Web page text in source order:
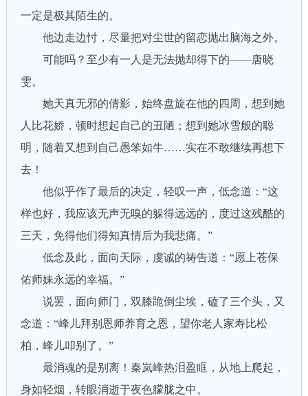
一定是极其陌生的。
他边走边忖，尽量把对尘世的留恋抛出脑海之外。
可能吗？至少有一人是无法抛却得下的——唐晓
雯。
她天真无邪的倩影，始终盘旋在他的四周，想到她
人比花娇，顿时想起自己的丑陋；想到她冰雪般的聪
明，随着又想到自己愚笨如牛……实在不敢继续再想下
去！
他似乎作了最后的决定，轻叹一声，低念道：“这
样也好，我应该无声无嗅的躲得远远的，度过这残酷的
三天，免得他们得知真情后为我悲痛。”
低念及此，面向天际，虔诚的祷告道：“愿上苍保
佑师妹永远的幸福。”
说罢，面向师门，双膝跪倒尘埃，磕了三个头，又
念道：“峰儿拜别恩师养育之恩，望你老人家寿比松
柏，峰儿叩别了。”
最消魂的是别离！秦岚峰热泪盈眶，从地上爬起，
身如轻烟，转眼消逝于夜色朦胧之中。